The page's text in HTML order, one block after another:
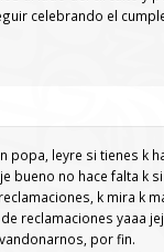
celebrando el
popa, leyre si tienes k
bueno no hace falta k
k mira k
reclamaciones yaaa
por fin.